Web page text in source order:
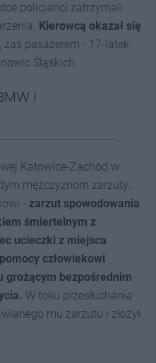
policjanci zatrzymali
Kierowcą okazał się
zaś pasażerem - 17-latek
Śląskich.
i
Katowice-Zachód w
mężczyznom zarzuty.
- zarzut spowodowania
śmiertelnym z
ucieczki z miejsca
człowiekowi
grożącym bezpośrednim
W toku przesłuchania
mu zarzutu i złożył